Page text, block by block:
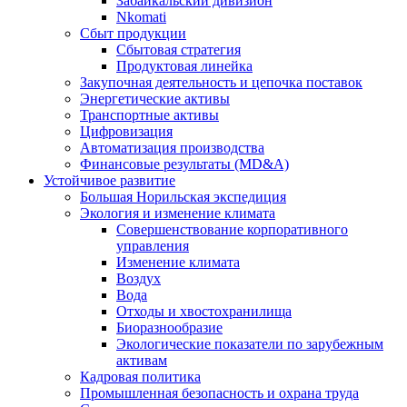
Nkomati
Сбыт продукции
Сбытовая стратегия
Продуктовая линейка
Закупочная деятельность и цепочка поставок
Энергетические активы
Транспортные активы
Цифровизация
Автоматизация производства
Финансовые результаты (MD&A)
Устойчивое развитие
Большая Норильская экспедиция
Экология и изменение климата
Совершенствование корпоративного
управления
Изменение климата
Воздух
Вода
Отходы и хвостохранилища
Биоразнообразие
Экологические показатели по зарубежным
активам
Кадровая политика
Промышленная безопасность и охрана труда